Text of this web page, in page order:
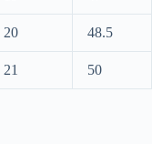
20 48.5
21 50